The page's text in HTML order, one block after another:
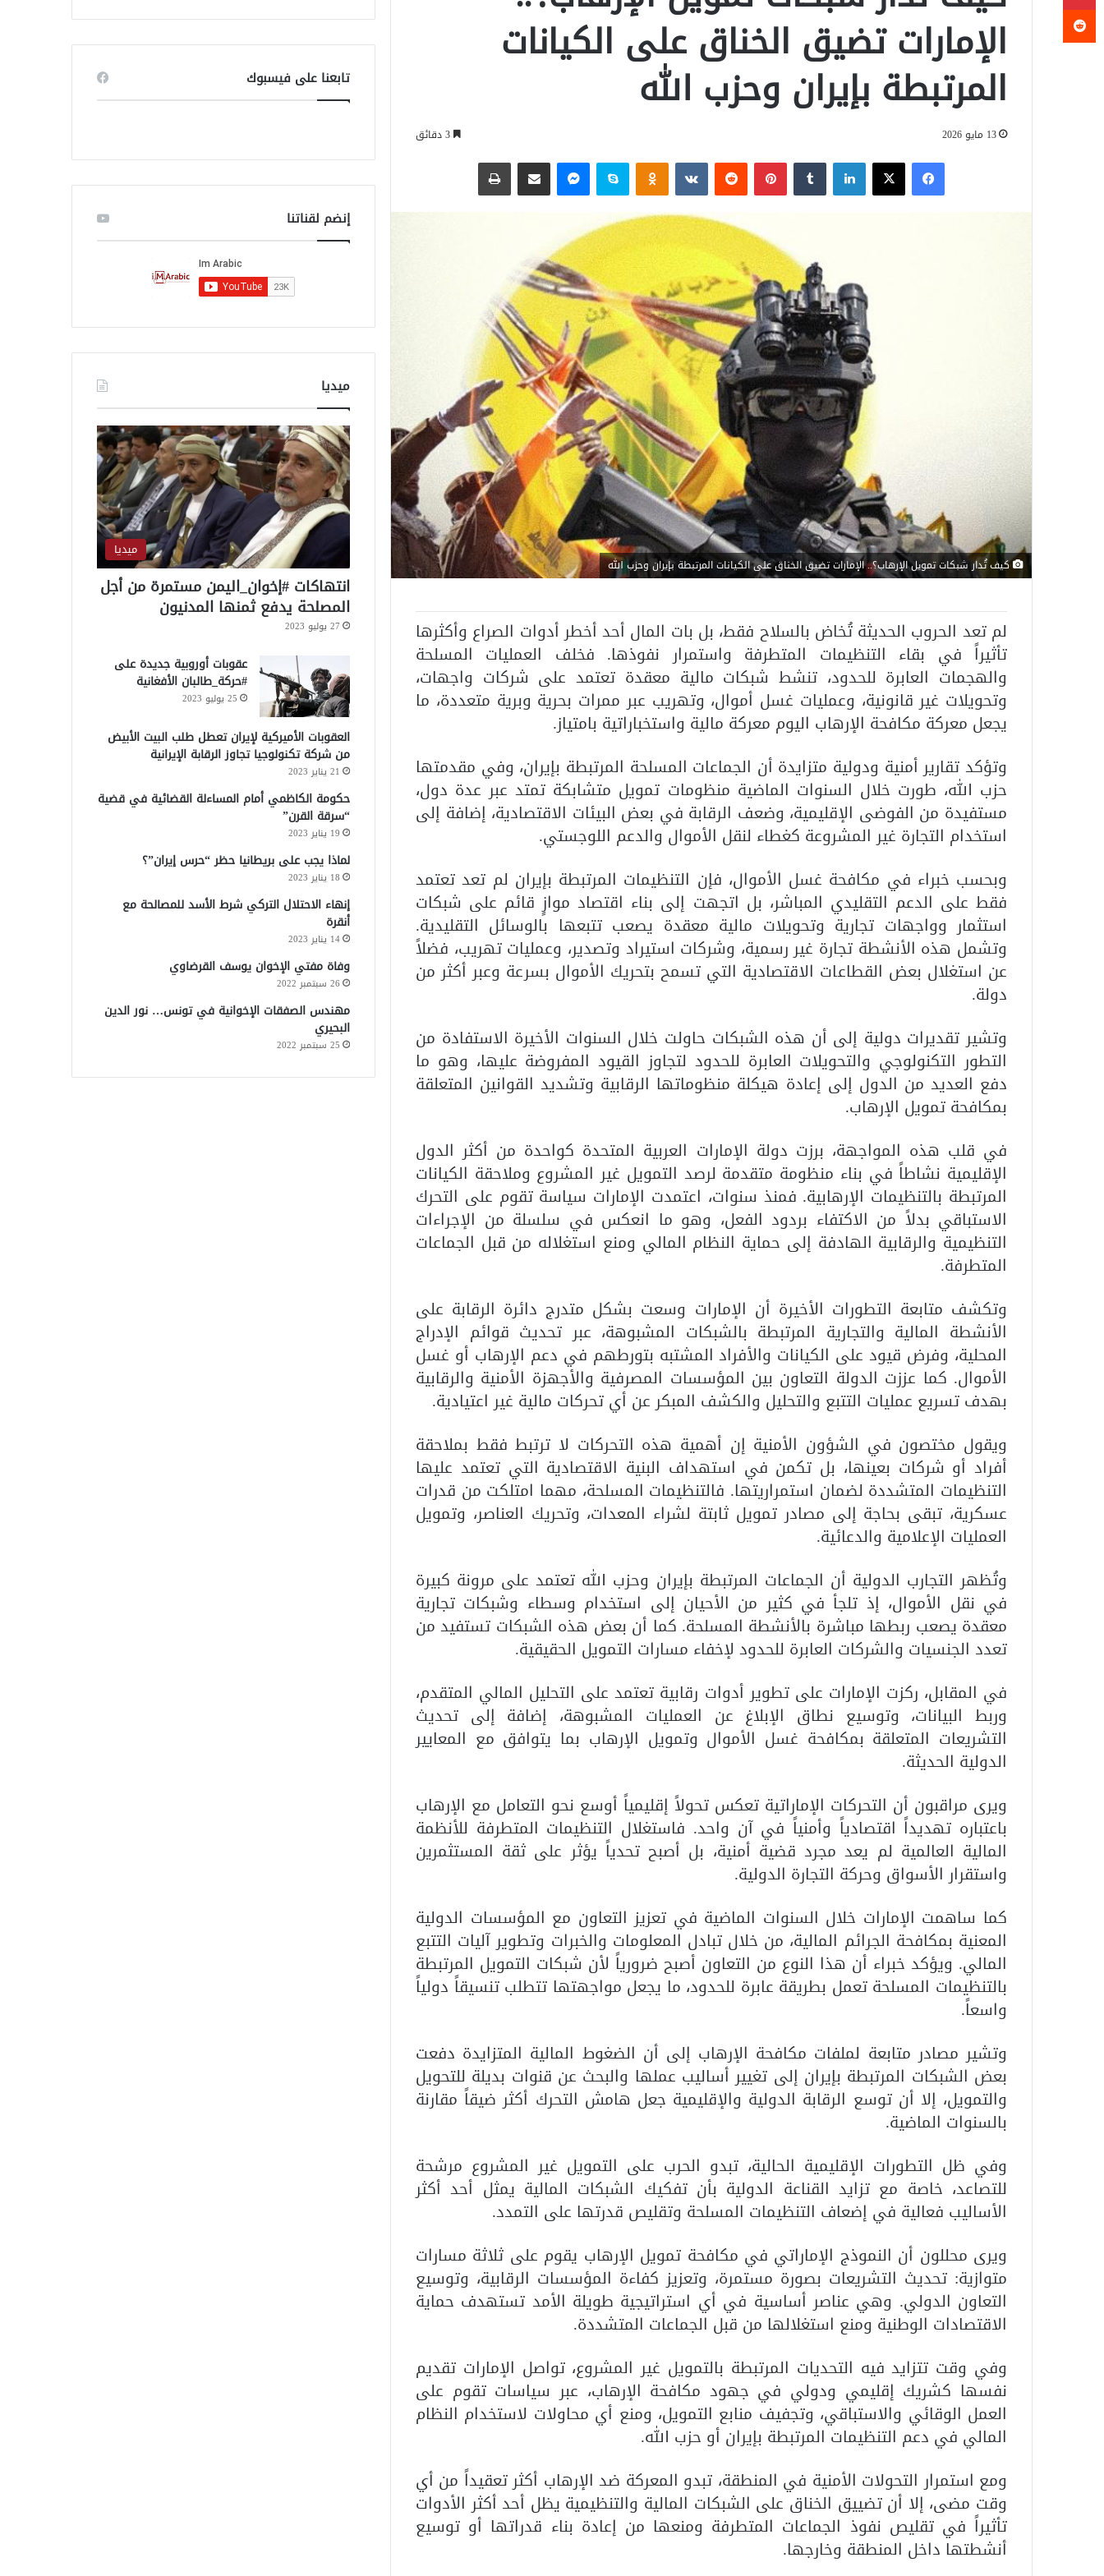
الإمارات تضيق الخناق على الكيانات
المرتبطة بإيران وحزب الله
13 مايو 2026
فيسبوك ‫X لينكدإن بينتيريست سكايب
كيف تُدار شبكات تمويل الإرهاب؟.. الإمارات تضيق الخناق على الكيانات المرتبطة بإيران وحزب الله
لم تعد الحروب الحديثة تُخاض بالسلاح فقط، بل بات المال أحد أخطر أدوات الصراع وأكثرها
تأثيراً في بقاء التنظيمات المتطرفة واستمرار نفوذها. فخلف العمليات المسلحة
والهجمات العابرة للحدود، تنشط شبكات مالية معقدة تعتمد على شركات واجهات،
وتحويلات غير قانونية، وعمليات غسل أموال، وتهريب عبر ممرات بحرية وبرية متعددة، ما
يجعل معركة مكافحة الإرهاب اليوم معركة مالية واستخباراتية بامتياز.
وتؤكد تقارير أمنية ودولية متزايدة أن الجماعات المسلحة المرتبطة بإيران، وفي مقدمتها
حزب الله، طورت خلال السنوات الماضية منظومات تمويل متشابكة تمتد عبر عدة دول،
مستفيدة من الفوضى الإقليمية، وضعف الرقابة في بعض البيئات الاقتصادية، إضافة إلى
استخدام التجارة غير المشروعة كغطاء لنقل الأموال والدعم اللوجستي.
وبحسب خبراء في مكافحة غسل الأموال، فإن التنظيمات المرتبطة بإيران لم تعد تعتمد
فقط على الدعم التقليدي المباشر، بل اتجهت إلى بناء اقتصاد موازٍ قائم على شبكات
استثمار وواجهات تجارية وتحويلات مالية معقدة يصعب تتبعها بالوسائل التقليدية.
وتشمل هذه الأنشطة تجارة غير رسمية، وشركات استيراد وتصدير، وعمليات تهريب، فضلاً
عن استغلال بعض القطاعات الاقتصادية التي تسمح بتحريك الأموال بسرعة وعبر أكثر من
دولة.
وتشير تقديرات دولية إلى أن هذه الشبكات حاولت خلال السنوات الأخيرة الاستفادة من
التطور التكنولوجي والتحويلات العابرة للحدود لتجاوز القيود المفروضة عليها، وهو ما
دفع العديد من الدول إلى إعادة هيكلة منظوماتها الرقابية وتشديد القوانين المتعلقة
بمكافحة تمويل الإرهاب.
في قلب هذه المواجهة، برزت دولة الإمارات العربية المتحدة كواحدة من أكثر الدول
الإقليمية نشاطاً في بناء منظومة متقدمة لرصد التمويل غير المشروع وملاحقة الكيانات
المرتبطة بالتنظيمات الإرهابية. فمنذ سنوات، اعتمدت الإمارات سياسة تقوم على التحرك
الاستباقي بدلاً من الاكتفاء بردود الفعل، وهو ما انعكس في سلسلة من الإجراءات
التنظيمية والرقابية الهادفة إلى حماية النظام المالي ومنع استغلاله من قبل الجماعات
المتطرفة.
وتكشف متابعة التطورات الأخيرة أن الإمارات وسعت بشكل متدرج دائرة الرقابة على
الأنشطة المالية والتجارية المرتبطة بالشبكات المشبوهة، عبر تحديث قوائم الإدراج
المحلية، وفرض قيود على الكيانات والأفراد المشتبه بتورطهم في دعم الإرهاب أو غسل
الأموال. كما عززت الدولة التعاون بين المؤسسات المصرفية والأجهزة الأمنية والرقابية
بهدف تسريع عمليات التتبع والتحليل والكشف المبكر عن أي تحركات مالية غير اعتيادية.
ويقول مختصون في الشؤون الأمنية إن أهمية هذه التحركات لا ترتبط فقط بملاحقة
أفراد أو شركات بعينها، بل تكمن في استهداف البنية الاقتصادية التي تعتمد عليها
التنظيمات المتشددة لضمان استمراريتها. فالتنظيمات المسلحة، مهما امتلكت من قدرات
عسكرية، تبقى بحاجة إلى مصادر تمويل ثابتة لشراء المعدات، وتحريك العناصر، وتمويل
العمليات الإعلامية والدعائية.
وتُظهر التجارب الدولية أن الجماعات المرتبطة بإيران وحزب الله تعتمد على مرونة كبيرة
في نقل الأموال، إذ تلجأ في كثير من الأحيان إلى استخدام وسطاء وشبكات تجارية
معقدة يصعب ربطها مباشرة بالأنشطة المسلحة. كما أن بعض هذه الشبكات تستفيد من
تعدد الجنسيات والشركات العابرة للحدود لإخفاء مسارات التمويل الحقيقية.
في المقابل، ركزت الإمارات على تطوير أدوات رقابية تعتمد على التحليل المالي المتقدم،
وربط البيانات، وتوسيع نطاق الإبلاغ عن العمليات المشبوهة، إضافة إلى تحديث
التشريعات المتعلقة بمكافحة غسل الأموال وتمويل الإرهاب بما يتوافق مع المعايير
الدولية الحديثة.
ويرى مراقبون أن التحركات الإماراتية تعكس تحولاً إقليمياً أوسع نحو التعامل مع الإرهاب
باعتباره تهديداً اقتصادياً وأمنياً في آن واحد. فاستغلال التنظيمات المتطرفة للأنظمة
المالية العالمية لم يعد مجرد قضية أمنية، بل أصبح تحدياً يؤثر على ثقة المستثمرين
واستقرار الأسواق وحركة التجارة الدولية.
كما ساهمت الإمارات خلال السنوات الماضية في تعزيز التعاون مع المؤسسات الدولية
المعنية بمكافحة الجرائم المالية، من خلال تبادل المعلومات والخبرات وتطوير آليات التتبع
المالي. ويؤكد خبراء أن هذا النوع من التعاون أصبح ضرورياً لأن شبكات التمويل المرتبطة
بالتنظيمات المسلحة تعمل بطريقة عابرة للحدود، ما يجعل مواجهتها تتطلب تنسيقاً دولياً
واسعاً.
وتشير مصادر متابعة لملفات مكافحة الإرهاب إلى أن الضغوط المالية المتزايدة دفعت
بعض الشبكات المرتبطة بإيران إلى تغيير أساليب عملها والبحث عن قنوات بديلة للتحويل
والتمويل، إلا أن توسع الرقابة الدولية والإقليمية جعل هامش التحرك أكثر ضيقاً مقارنة
بالسنوات الماضية.
وفي ظل التطورات الإقليمية الحالية، تبدو الحرب على التمويل غير المشروع مرشحة
للتصاعد، خاصة مع تزايد القناعة الدولية بأن تفكيك الشبكات المالية يمثل أحد أكثر
الأساليب فعالية في إضعاف التنظيمات المسلحة وتقليص قدرتها على التمدد.
ويرى محللون أن النموذج الإماراتي في مكافحة تمويل الإرهاب يقوم على ثلاثة مسارات
متوازية: تحديث التشريعات بصورة مستمرة، وتعزيز كفاءة المؤسسات الرقابية، وتوسيع
التعاون الدولي. وهي عناصر أساسية في أي استراتيجية طويلة الأمد تستهدف حماية
الاقتصادات الوطنية ومنع استغلالها من قبل الجماعات المتشددة.
وفي وقت تتزايد فيه التحديات المرتبطة بالتمويل غير المشروع، تواصل الإمارات تقديم
نفسها كشريك إقليمي ودولي في جهود مكافحة الإرهاب، عبر سياسات تقوم على
العمل الوقائي والاستباقي، وتجفيف منابع التمويل، ومنع أي محاولات لاستخدام النظام
المالي في دعم التنظيمات المرتبطة بإيران أو حزب الله.
ومع استمرار التحولات الأمنية في المنطقة، تبدو المعركة ضد الإرهاب أكثر تعقيداً من أي
وقت مضى، إلا أن تضييق الخناق على الشبكات المالية والتنظيمية يظل أحد أكثر الأدوات
تأثيراً في تقليص نفوذ الجماعات المتطرفة ومنعها من إعادة بناء قدراتها أو توسيع
أنشطتها داخل المنطقة وخارجها.
ح
تابعنا على فيسبوك
إنضم لقناتنا
ميديا
ميديا
انتهاكات #إخوان_اليمن مستمرة من أجل
المصلحة يدفع ثمنها المدنيون
27 يوليو 2023
عقوبات أوروبية جديدة على
#حركة_طالبان الأفغانية
25 يوليو 2023
العقوبات الأميركية لإيران تعطل طلب البيت الأبيض
من شركة تكنولوجيا تجاوز الرقابة الإيرانية
21 يناير 2023
حكومة الكاظمي أمام المساءلة القضائية في قضية
“سرقة القرن”
19 يناير 2023
لماذا يجب على بريطانيا حظر “حرس إيران”؟
18 يناير 2023
إنهاء الاحتلال التركي شرط الأسد للمصالحة مع
أنقرة
14 يناير 2023
وفاة مفتي الإخوان يوسف القرضاوي
26 سبتمبر 2022
مهندس الصفقات الإخوانية في تونس… نور الدين
البحيري
25 سبتمبر 2022